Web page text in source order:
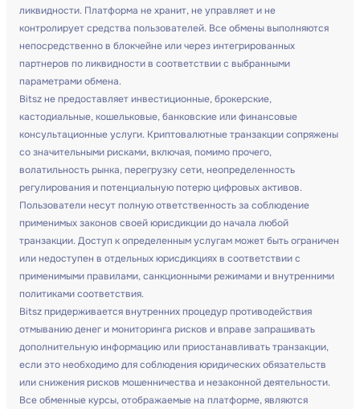
ликвидности. Платформа не хранит, не управляет и не
контролирует средства пользователей. Все обмены выполняются
непосредственно в блокчейне или через интегрированных
партнеров по ликвидности в соответствии с выбранными
параметрами обмена.
Bitsz не предоставляет инвестиционные, брокерские,
кастодиальные, кошельковые, банковские или финансовые
консультационные услуги. Криптовалютные транзакции сопряжены
со значительными рисками, включая, помимо прочего,
волатильность рынка, перегрузку сети, неопределенность
регулирования и потенциальную потерю цифровых активов.
Пользователи несут полную ответственность за соблюдение
применимых законов своей юрисдикции до начала любой
транзакции. Доступ к определенным услугам может быть ограничен
или недоступен в отдельных юрисдикциях в соответствии с
применимыми правилами, санкционными режимами и внутренними
политиками соответствия.
Bitsz придерживается внутренних процедур противодействия
отмыванию денег и мониторинга рисков и вправе запрашивать
дополнительную информацию или приостанавливать транзакции,
если это необходимо для соблюдения юридических обязательств
или снижения рисков мошенничества и незаконной деятельности.
Все обменные курсы, отображаемые на платформе, являются